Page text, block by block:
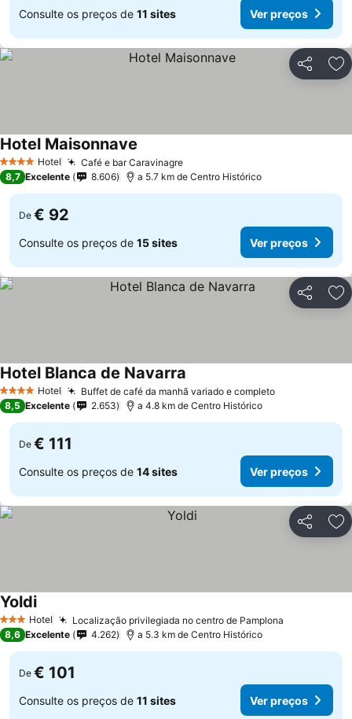
Consulte os preços de 11 sites Ver preços
Partilhar
4 EstrelasHotel Café e bar Caravinagre
Hotel Maisonnave
8,7 Excelente 8.606 a 5.7 km de Centro Histórico
De € 92
Consulte os preços de 15 sites Ver preços
Partilhar
4 EstrelasHotel Buffet de café da manhã variado e completo
Hotel Blanca de Navarra
8,5 Excelente 2.653 a 4.8 km de Centro Histórico
De € 111
Consulte os preços de 14 sites Ver preços
Partilhar
3 EstrelasHotel Localização privilegiada no centro de Pamplona
Yoldi
8,6 Excelente 4.262 a 5.3 km de Centro Histórico
De € 101
Consulte os preços de 11 sites Ver preços